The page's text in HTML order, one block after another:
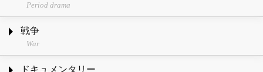
Period drama
戦争
War
ドキュメンタリー